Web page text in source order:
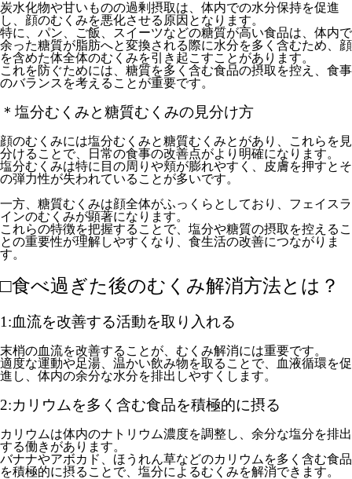
炭水化物や甘いものの過剰摂取は、体内での水分保持を促進
し、顔のむくみを悪化させる原因となります。
特に、パン、ご飯、スイーツなどの糖質が高い食品は、体内で
余った糖質が脂肪へと変換される際に水分を多く含むため、顔
を含めた体全体のむくみを引き起こすことがあります。
これを防ぐためには、糖質を多く含む食品の摂取を控え、食事
のバランスを考えることが重要です。
＊塩分むくみと糖質むくみの見分け方
顔のむくみには塩分むくみと糖質むくみとがあり、これらを見
分けることで、日常の食事の改善点がより明確になります。
塩分むくみは特に目の周りや頬が膨れやすく、皮膚を押すとそ
の弾力性が失われていることが多いです。
一方、糖質むくみは顔全体がふっくらとしており、フェイスラ
インのむくみが顕著になります。
これらの特徴を把握することで、塩分や糖質の摂取を控えるこ
との重要性が理解しやすくなり、食生活の改善につながりま
す。
□食べ過ぎた後のむくみ解消方法とは？
1:血流を改善する活動を取り入れる
末梢の血流を改善することが、むくみ解消には重要です。
適度な運動や足湯、温かい飲み物を取ることで、血液循環を促
進し、体内の余分な水分を排出しやすくします。
2:カリウムを多く含む食品を積極的に摂る
カリウムは体内のナトリウム濃度を調整し、余分な塩分を排出
する働きがあります。
バナナやアボカド、ほうれん草などのカリウムを多く含む食品
を積極的に摂ることで、塩分によるむくみを解消できます。